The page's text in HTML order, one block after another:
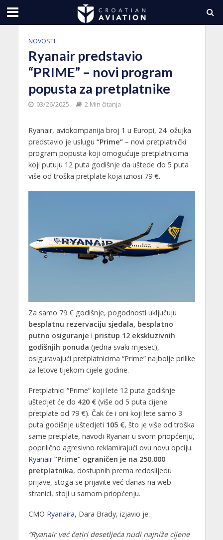
NOVOSTI
Ryanair predstavio
“PRIME” – novi program
popusta za pretplatnike
03/26/2025 2 Min čitanja
Ryanair, aviokompanija broj 1 u Europi, 24. ožujka
predstavio je uslugu “Prime”– novi pretplatnički
program popusta koji omogućuje pretplatnicima
koji putuju 12 puta godišnje da uštede do 5 puta
više od troška pretplate koja iznosi 79 €.
Za samo 79 € godišnje, pogodnosti uključuju
besplatnu rezervaciju sjedala, besplatno
putno osiguranje i pristup 12 ekskluzivnih
godišnjih ponuda (jedna svaki mjesec),
osiguravajući pretplatnicima “Prime” najbolje prilike
za letove tijekom cijele godine.
Pretplatnici “Prime” koji lete 12 puta godišnje
uštedjet će do 420 €(više od 5 puta cijene
pretplate od 79 €). Čak će i oni koji lete samo 3
puta godišnje uštedjeti 105 €, što je više od troška
same pretplate, navodi Ryanair u svom priopćenju,
poprilično agresivno reklamirajući ovu novu opciju.
Ryanair“Prime” ograničen je na 250.000
pretplatnika, dostupnih prema redoslijedu
prijave, stoga se prijavite već danas na web
stranici, stoji u samom priopćenju.
CMO Ryanaira, Dara Brady, izjavio je:
“Ryanair već četiri desetljeća nudi najniže cijene